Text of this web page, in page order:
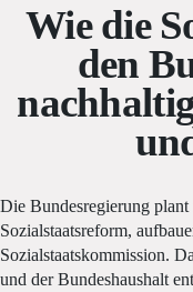
Wie die
den
Die Bundesregierung
Sozialstaatsreform,
Sozialstaatskommission.
und der Bundeshaushalt